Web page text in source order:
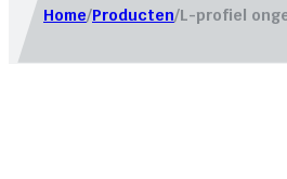
Home/Producten/L-profiel